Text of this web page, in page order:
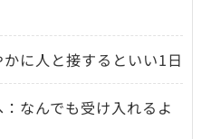
に人と接するといい1日
なんでも受け入れるよ